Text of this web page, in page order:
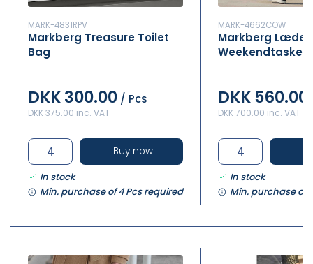
MARK-4831RPV
Markberg Treasure Toilet
Bag
DKK 300.00 / Pcs
DKK 375.00 inc. VAT
Buy now
In stock
Min. purchase of 4 Pcs required
MARK-4662COW
Markberg Læder
Weekendtaske
DKK 560.00
DKK 700.00 inc. VAT
In stock
Min. purchase of